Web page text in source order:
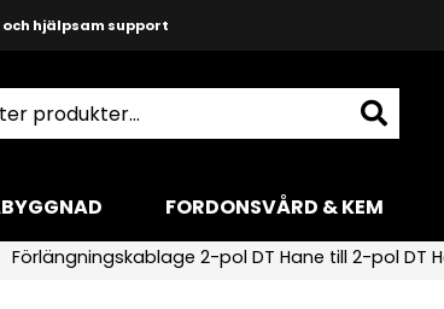
hjälpsam support
FORDONSVÅRD & KEM
Förlängningskablage 2-pol DT Hane till 2-pol DT